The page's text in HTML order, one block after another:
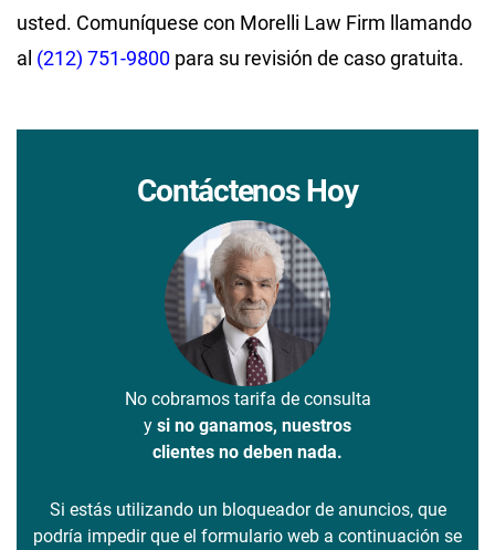
usted. Comuníquese con Morelli Law Firm llamando
al (212) 751-9800 para su revisión de caso gratuita.
Contáctenos Hoy
No cobramos tarifa de consulta
y si no ganamos, nuestros
clientes no deben nada.
Si estás utilizando un bloqueador de anuncios, que
podría impedir que el formulario web a continuación se